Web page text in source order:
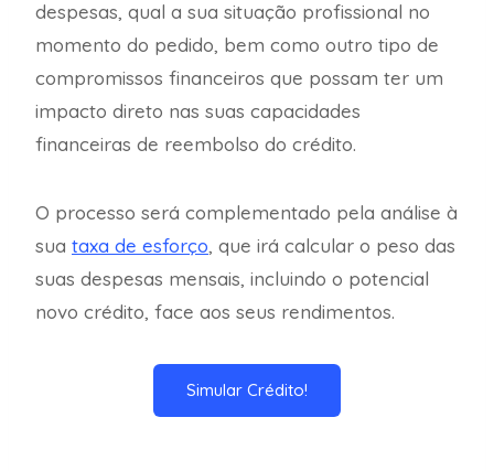
despesas, qual a sua situação profissional no
momento do pedido, bem como outro tipo de
compromissos financeiros que possam ter um
impacto direto nas suas capacidades
financeiras de reembolso do crédito.
O processo será complementado pela análise à
sua taxa de esforço, que irá calcular o peso das
suas despesas mensais, incluindo o potencial
novo crédito, face aos seus rendimentos.
Simular Crédito!